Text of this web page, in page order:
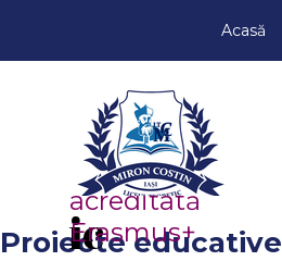
Acasă
Liceul
Teoret
ic
Școală
acreditată
Erasmus+
Proiecte educative